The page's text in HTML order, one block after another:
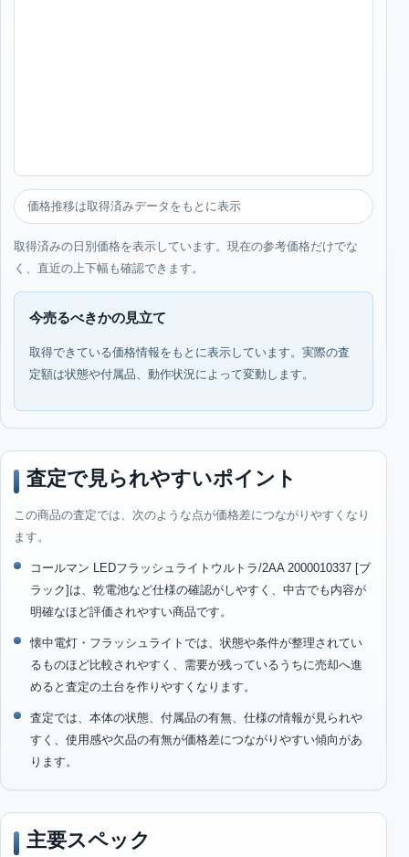
価格推移は取得済みデータをもとに表示
取得済みの日別価格を表示しています。現在の参考価格だけでな
く、直近の上下幅も確認できます。
今売るべきかの見立て
取得できている価格情報をもとに表示しています。実際の査
定額は状態や付属品、動作状況によって変動します。
査定で見られやすいポイント
この商品の査定では、次のような点が価格差につながりやすくなり
ます。
コールマン LEDフラッシュライトウルトラ/2AA 2000010337 [ブ
ラック]は、乾電池など仕様の確認がしやすく、中古でも内容が
明確なほど評価されやすい商品です。
懐中電灯・フラッシュライトでは、状態や条件が整理されてい
るものほど比較されやすく、需要が残っているうちに売却へ進
めると査定の土台を作りやすくなります。
査定では、本体の状態、付属品の有無、仕様の情報が見られや
すく、使用感や欠品の有無が価格差につながりやすい傾向があ
ります。
主要スペック